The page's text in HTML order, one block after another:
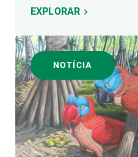
EXPLORAR
NOTÍCIA